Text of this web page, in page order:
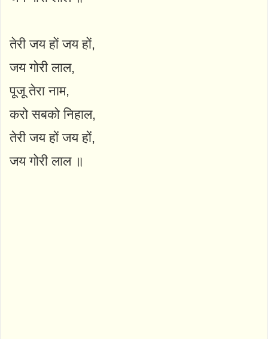
तेरी जय हों जय हों,
जय गोरी लाल,
पूजू तेरा नाम,
करो सबको निहाल,
तेरी जय हों जय हों,
जय गोरी लाल ॥